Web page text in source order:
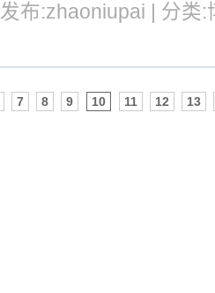
发布:zhaoniupai | 分类
7 8 9 10 11 12 13